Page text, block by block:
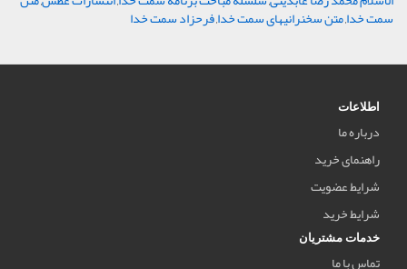
سمت خدا,متن سخنرانیهای سمت خدا,فرحزاد سمت خدا
اطلاعات
درباره ما
راهنمای خرید
شرایط عضویت
شرایط خرید
خدمات مشتریان
تماس با ما